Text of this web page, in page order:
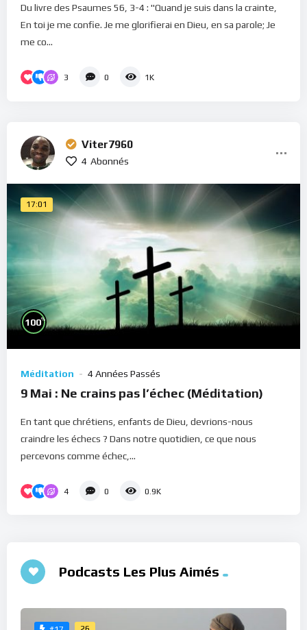
Du livre des Psaumes 56, 3-4 : "Quand je suis dans la crainte,
En toi je me confie. Je me glorifierai en Dieu, en sa parole; Je
me co...
3 0 1K
Viter7960
4 Abonnés
17:01
100%
Méditation 4 Années Passés
9 Mai : Ne crains pas l’échec (Méditation)
En tant que chrétiens, enfants de Dieu, devrions-nous
craindre les échecs ? Dans notre quotidien, ce que nous
percevons comme échec,...
4 0 0.9K
Podcasts Les Plus Aimés